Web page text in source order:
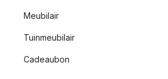
Meubilair
Tuinmeubilair
Cadeaubon